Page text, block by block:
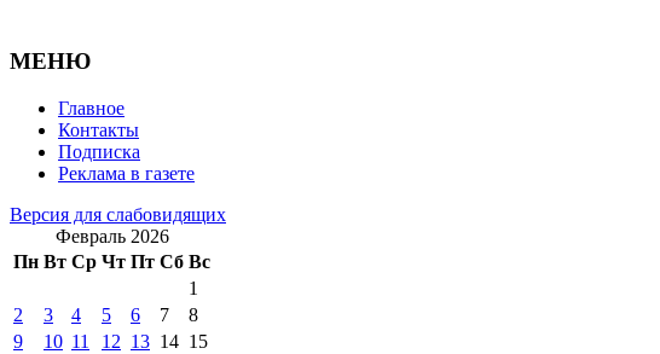
МЕНЮ
Главное
Контакты
Подписка
Реклама в газете
Версия для слабовидящих
Февраль 2026
Пн Вт Ср Чт Пт Сб Вс
1
2
3 4 5 6 7
8
9
10 11 12 13 14 15